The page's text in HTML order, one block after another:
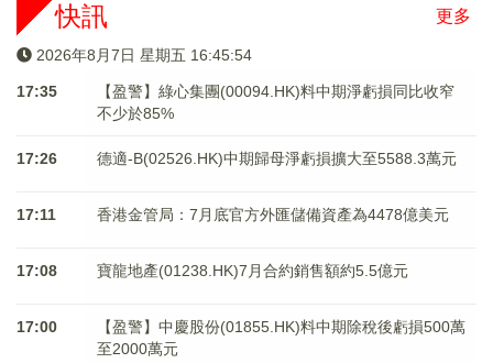
更多
快訊
2026年8月7日 星期五 16:45:54
17:35
【盈警】綠心集團(00094.HK)料中期淨虧損同比收窄
不少於85%
17:26 德適-B(02526.HK)中期歸母淨虧損擴大至5588.3萬元
17:11 香港金管局：7月底官方外匯儲備資產為4478億美元
17:08 寶龍地產(01238.HK)7月合約銷售額約5.5億元
17:00
【盈警】中慶股份(01855.HK)料中期除稅後虧損500萬
至2000萬元